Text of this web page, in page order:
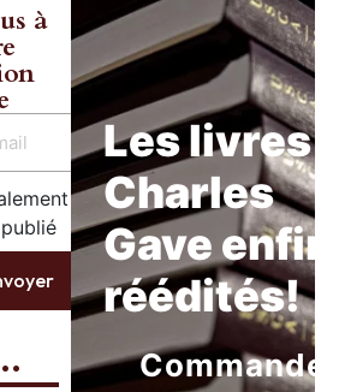
à
dès qu’un
Les livres
Charles
Gave enfin
réédités!